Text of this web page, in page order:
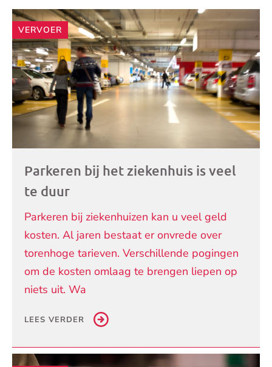
Andere
artikelen
VERVOER
Parkeren bij het ziekenhuis is veel
te duur
Parkeren bij ziekenhuizen kan u veel geld
kosten. Al jaren bestaat er onvrede over
torenhoge tarieven. Verschillende pogingen
om de kosten omlaag te brengen liepen op
niets uit. Wa
LEES VERDER